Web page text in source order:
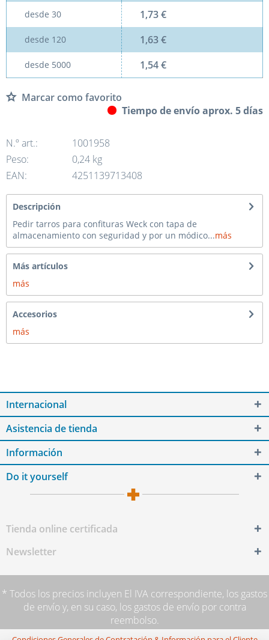
desde 30 1,73 €
desde 120 1,63 €
desde 5000 1,54 €
Marcar como favorito
Tiempo de envío aprox. 5 días
N.º art.:
1001958
Peso:
0,24 kg
EAN:
4251139713408
Descripción
Pedir tarros para confituras Weck con tapa de
almacenamiento con seguridad y por un módico...más
Más artículos
más
Accesorios
más
Internacional
Asistencia de tienda
Información
Do it yourself
Tienda online certificada
Newsletter
* Todos los precios incluyen El IVA correspondiente, los gastos
de envíoy, en su caso, los gastos de envío por contra
reembolso.